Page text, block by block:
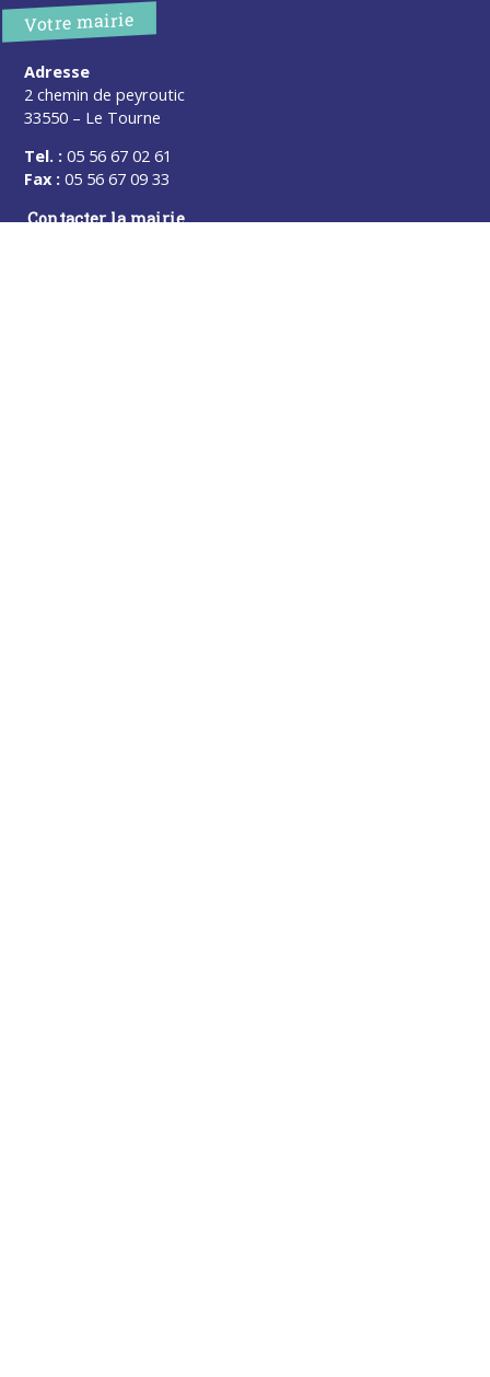
Votre mairie
Adresse
2 chemin de peyroutic
33550 – Le Tourne
Tel. : 05 56 67 02 61
Fax : 05 56 67 09 33
Contacter la mairie